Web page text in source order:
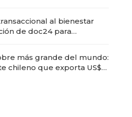
al bienestar
de doc24 para
más grande del mundo:
chileno que exporta US$